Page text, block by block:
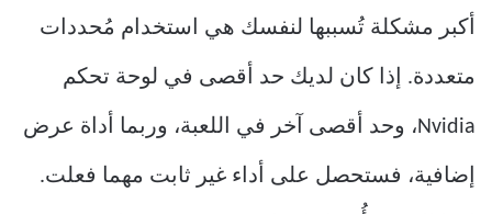
أكبر مشكلة تُسببها لنفسك هي استخدام مُحددات
متعددة. إذا كان لديك حد أقصى في لوحة تحكم
Nvidia، وحد أقصى آخر في اللعبة، وربما أداة عرض
إضافية، فستحصل على أداء غير ثابت مهما فعلت.